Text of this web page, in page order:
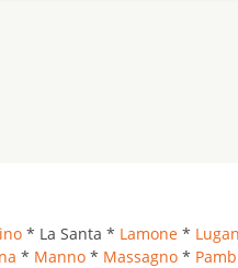
* La Santa * Lamone *
* Manno * Massagno *